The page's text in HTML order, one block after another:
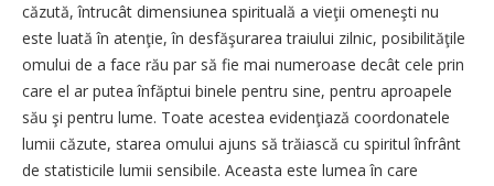
căzută, întrucât dimensiunea spirituală a vieţii omeneşti nu
este luată în atenţie, în desfăşurarea traiului zilnic, posibilităţile
omului de a face rău par să fie mai numeroase decât cele prin
care el ar putea înfăptui binele pentru sine, pentru aproapele
său şi pentru lume. Toate acestea evidenţiază coordonatele
lumii căzute, starea omului ajuns să trăiască cu spiritul înfrânt
de statisticile lumii sensibile. Aceasta este lumea în care